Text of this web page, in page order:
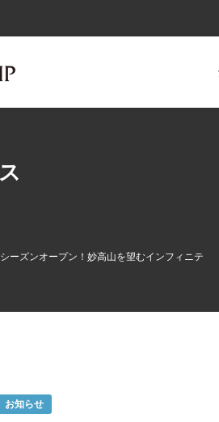
ーズンオープン！妙高山を望むインフィニテ
お知らせ